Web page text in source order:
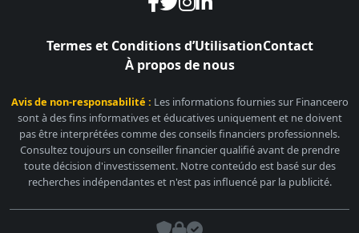
Termes et Conditions d’UtilisationContact
À propos de nous
Avis de non-responsabilité : Les informations fournies sur Financeero
sont à des fins informatives et éducatives uniquement et ne doivent
pas être interprétées comme des conseils financiers professionnels.
Consultez toujours un conseiller financier qualifié avant de prendre
toute décision d'investissement. Notre conteúdo est basé sur des
recherches indépendantes et n'est pas influencé par la publicité.